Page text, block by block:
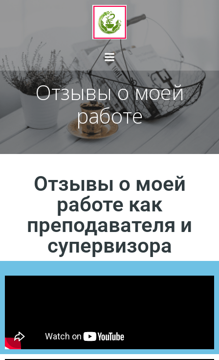
Отзывы о моей
работе
Отзывы о моей
работе как
преподавателя и
супервизора